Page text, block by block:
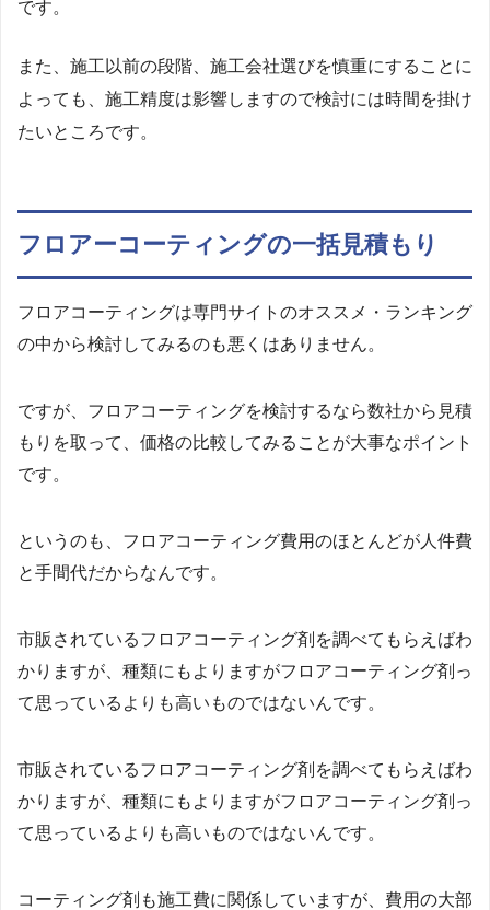
です。
また、施工以前の段階、施工会社選びを慎重にすることに
よっても、施工精度は影響しますので検討には時間を掛け
たいところです。
フロアーコーティングの一括見積もり
フロアコーティングは専門サイトのオススメ・ランキング
の中から検討してみるのも悪くはありません。
ですが、フロアコーティングを検討するなら数社から見積
もりを取って、価格の比較してみることが大事なポイント
です。
というのも、フロアコーティング費用のほとんどが人件費
と手間代だからなんです。
市販されているフロアコーティング剤を調べてもらえばわ
かりますが、種類にもよりますがフロアコーティング剤っ
て思っているよりも高いものではないんです。
市販されているフロアコーティング剤を調べてもらえばわ
かりますが、種類にもよりますがフロアコーティング剤っ
て思っているよりも高いものではないんです。
コーティング剤も施工費に関係していますが、費用の大部